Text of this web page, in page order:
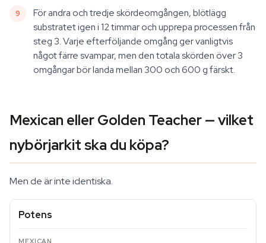
För andra och tredje skördeomgången, blötlägg
substratet igen i 12 timmar och upprepa processen från
steg 3. Varje efterföljande omgång ger vanligtvis
något färre svampar, men den totala skörden över 3
omgångar bör landa mellan 300 och 600 g färskt.
Mexican eller Golden Teacher — vilket
nybörjarkit ska du köpa?
Men de är inte identiska.
Potens